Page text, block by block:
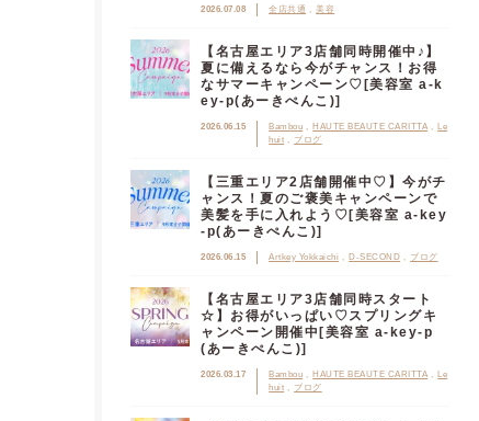
2026.07.08 全店共通 美容
【名古屋エリア3店舗同時開催中♪】
夏に備えるなら今がチャンス！お得
なサマーキャンペーン♡[美容室 a-k
ey-p(あーきぺんこ)]
2026.06.15 Bambou HAUTE BEAUTE CARITTA
Le
huit
ブログ
【三重エリア2店舗開催中♡】今がチ
ャンス！夏のご褒美キャンペーンで
美髪を手に入れよう♡[美容室 a-key
-p(あーきぺんこ)]
2026.06.15 Artkey Yokkaichi D-SECOND ブログ
【名古屋エリア3店舗同時スタート
☆】お得がいっぱい♡スプリングキ
ャンペーン開催中[美容室 a-key-p
(あーきぺんこ)]
2026.03.17 Bambou HAUTE BEAUTE CARITTA
Le
huit
ブログ